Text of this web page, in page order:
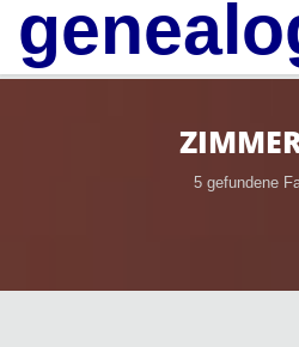
5 gefundene